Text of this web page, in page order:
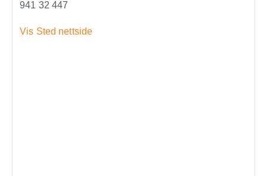
941 32 447
Vis Sted nettside